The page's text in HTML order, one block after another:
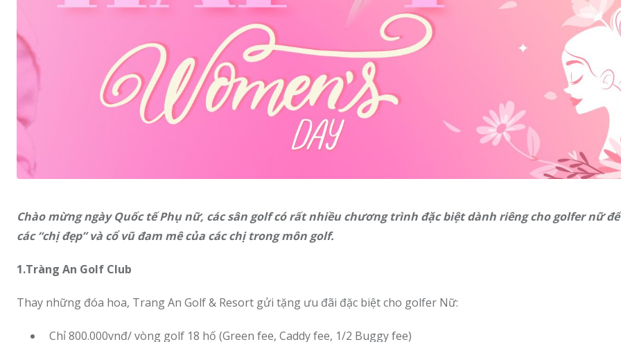
Chào mừng ngày Quốc tế Phụ nữ, các sân golf có rất nhiều chương trình đặc biệt dành riêng cho golfer nữ
các “chị đẹp” và cổ vũ đam mê của các chị trong môn golf.
1.Tràng An Golf Club
Thay những đóa hoa, Trang An Golf & Resort gửi tặng ưu đãi đặc biệt cho golfer Nữ:
Chỉ 800.000vnđ/ vòng golf 18 hố (Green fee, Caddy fee, 1/2 Buggy fee)